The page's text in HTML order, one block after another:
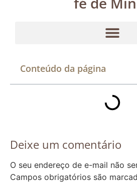
Conteúdo da página
Deixe um comentário
O seu endereço de e-mail não
Campos obrigatórios são